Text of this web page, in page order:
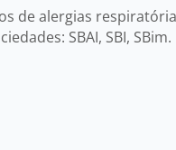
de alergias
SBAI, SBI, SBim.